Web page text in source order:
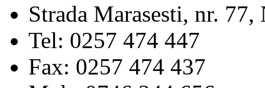
Strada Marasesti, nr.
Tel: 0257 474 447
Fax: 0257 474 437